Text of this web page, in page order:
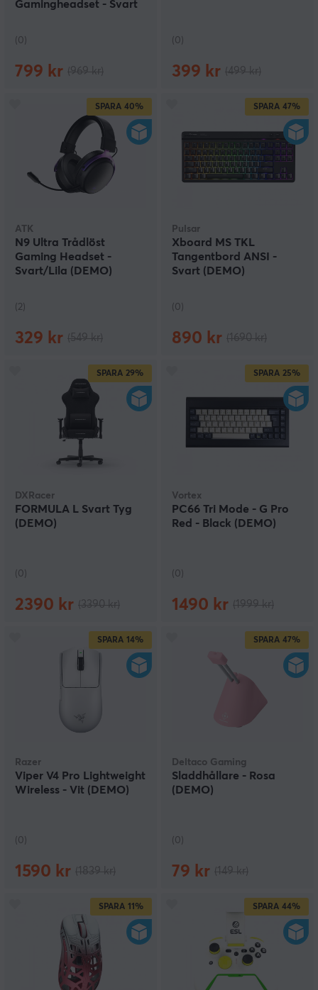
Gamingheadset - Svart
(0)
799 kr
(0)
399 kr
SPARA 40%
ATK
N9 Ultra Trådlöst
Gaming Headset -
Svart/Lila (DEMO)
(2)
329 kr
SPARA 47%
Pulsar
Xboard MS TKL
Tangentbord ANSI -
Svart (DEMO)
(0)
890 kr
SPARA 29%
DXRacer
FORMULA L Svart Tyg
(DEMO)
(0)
2390 kr
SPARA 25%
Vortex
PC66 Tri Mode - G Pro
Red - Black (DEMO)
(0)
1490 kr
SPARA 14%
Razer
Viper V4 Pro Lightweight
Wireless - Vit (DEMO)
(0)
1590 kr
SPARA 47%
Deltaco Gaming
Sladdhållare - Rosa
(DEMO)
(0)
79 kr
SPARA 11% SPARA 44%